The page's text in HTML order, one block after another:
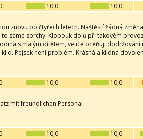
10,0 10,0
znovu po čtyřech letech. Naštěstí žádná
samé sprchy. Klobouk dolů při takovém
s malým dítětem, velice oceňuji
Pejsek není problém. Krásná a klidná
10,0 10,0
mit freundlichen Personal
10,0 10,0